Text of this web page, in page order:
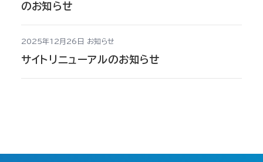
のお知らせ
2025年12月26日 お知らせ
サイトリニューアルのお知らせ